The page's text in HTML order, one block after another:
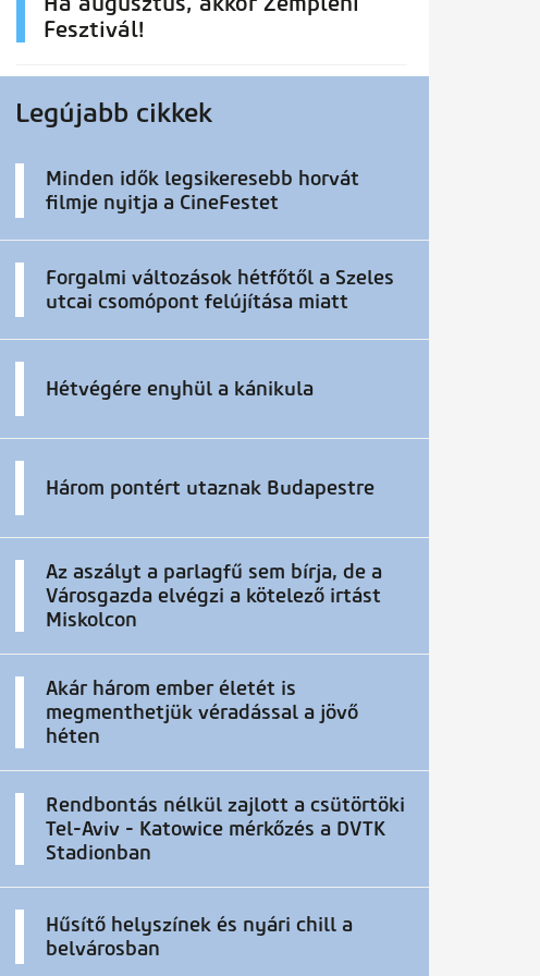
Fesztivál!
Legújabb cikkek
Minden idők legsikeresebb horvát
filmje nyitja a CineFestet
Forgalmi változások hétfőtől a Szeles
utcai csomópont felújítása miatt
Hétvégére enyhül a kánikula
Három pontért utaznak Budapestre
Az aszályt a parlagfű sem bírja, de a
Városgazda elvégzi a kötelező irtást
Miskolcon
Akár három ember életét is
megmenthetjük véradással a jövő
héten
Rendbontás nélkül zajlott a csütörtöki
Tel-Aviv - Katowice mérkőzés a DVTK
Stadionban
Hűsítő helyszínek és nyári chill a
belvárosban